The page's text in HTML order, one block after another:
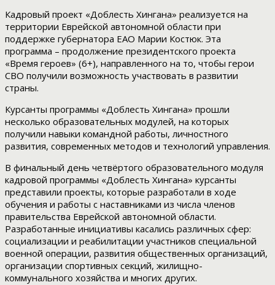
Кадровый проект «Доблесть Хингана» реализуется на
территории Еврейской автономной области при
поддержке губернатора ЕАО Марии Костюк. Эта
программа – продолжение президентского проекта
«Время героев» (6+), направленного на то, чтобы герои
СВО получили возможность участвовать в развитии
страны.
Курсанты программы «Доблесть Хингана» прошли
несколько образовательных модулей, на которых
получили навыки командной работы, личностного
развития, современных методов и технологий управления.
В финальный день четвёртого образовательного модуля
кадровой программы «Доблесть Хингана» курсанты
представили проекты, которые разработали в ходе
обучения и работы с наставниками из числа членов
правительства Еврейской автономной области.
Разработанные инициативы касались различных сфер:
социализации и реабилитации участников специальной
военной операции, развития общественных организаций,
организации спортивных секций, жилищно-
коммунального хозяйства и многих других.